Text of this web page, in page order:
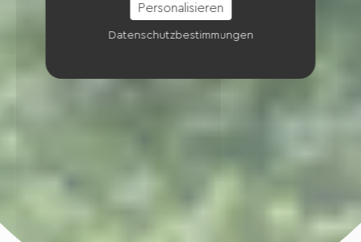
Personalisieren
Datenschutzbestimmungen